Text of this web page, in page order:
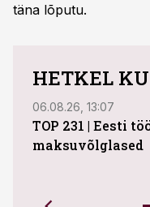
täna lõputu.
HETKEL
06.08.26, 13:07
TOP 231 | Eesti
maksuvõlglased